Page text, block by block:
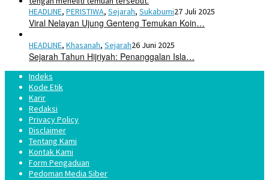
HEADLINE, PERISTIWA, Sejarah, Sukabumi27 Juli 2025
Viral Nelayan Ujung Genteng Temukan Koin…
HEADLINE, Khasanah, Sejarah26 Juni 2025
Sejarah Tahun Hijriyah: Penanggalan Isla…
Indeks
Kode Etik
Karir
Redaksi
Privacy Policy
Disclaimer
Tentang Kami
Kontak Kami
Form Pengaduan
Pedoman Media Siber